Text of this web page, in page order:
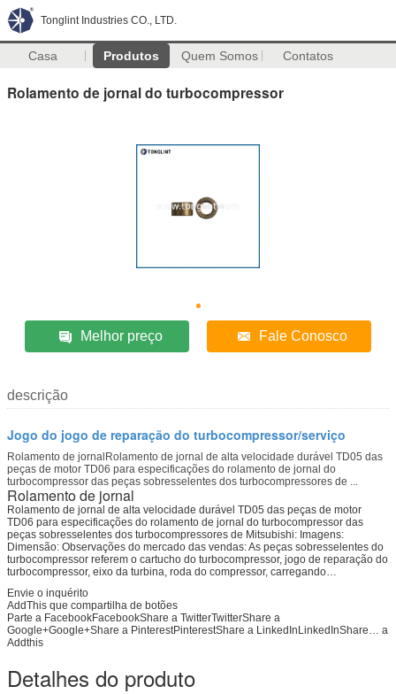
Tonglint Industries CO., LTD.
Casa Produtos Quem Somos Contatos
Rolamento de jornal do turbocompressor
Melhor preço Fale Conosco
descrição
Jogo do jogo de reparação do turbocompressor/serviço
Rolamento de jornalRolamento de jornal de alta velocidade durável TD05 das
peças de motor TD06 para especificações do rolamento de jornal do
turbocompressor das peças sobresselentes dos turbocompressores de ...
Rolamento de jornal
Rolamento de jornal de alta velocidade durável TD05 das peças de motor
TD06 para especificações do rolamento de jornal do turbocompressor das
peças sobresselentes dos turbocompressores de Mitsubishi: Imagens:
Dimensão: Observações do mercado das vendas: As peças sobresselentes do
turbocompressor referem o cartucho do turbocompressor, jogo de reparação do
turbocompressor, eixo da turbina, roda do compressor, carregando…
Envie o inquérito
AddThis que compartilha de botões
Parte a FacebookFacebookShare a TwitterTwitterShare a
Google+Google+Share a PinterestPinterestShare a LinkedInLinkedInShare… a
Addthis
Detalhes do produto